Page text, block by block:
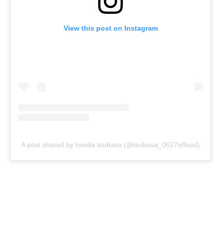
View this post on Instagram
A post shared by honda tsubasa (@tsubasa_0627official)